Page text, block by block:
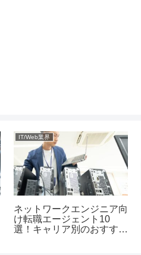
IT/Web業界
ネットワークエンジニア向
け転職エージェント10
選！キャリア別のおすすめ